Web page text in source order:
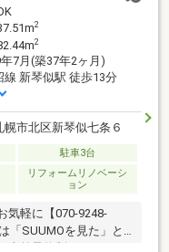
2
2
7月(築37年2ヶ月)
線 新琴似駅 徒歩13分
幌市北区新琴似七条６
駐車3台
リフォームリノベーシ
ョン
軽に【070-9248-
「SUUMOを見た」と